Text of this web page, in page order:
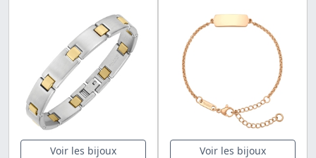
Voir les bijoux Voir les bijoux